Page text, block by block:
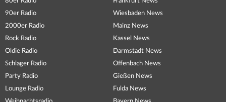
90er Radio
2000er Radio
Rock Radio
Oldie Radio
Schlager Radio
Party Radio
Lounge Radio
Wiesbaden News
Mainz News
Kassel News
Darmstadt News
Offenbach News
Gießen News
Fulda News